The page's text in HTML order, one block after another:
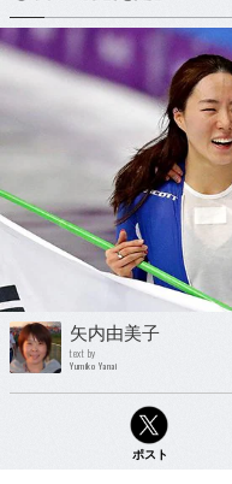
矢内由美子
text by
Yumiko Yanai
ポスト